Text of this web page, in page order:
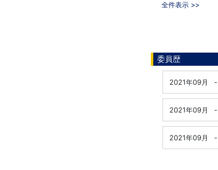
全件表示 >>
委員歴
2021年09月 -
2021年09月 -
2021年09月 -